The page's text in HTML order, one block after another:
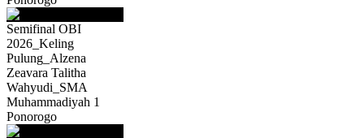
Semifinal OBI
2026_Keling
Pulung_Alzena
Zeavara Talitha
Wahyudi_SMA
Muhammadiyah 1
Ponorogo